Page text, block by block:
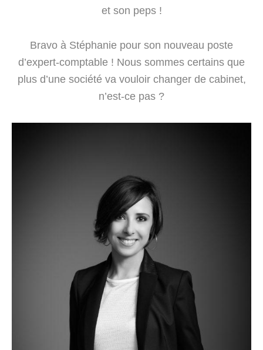
et son peps !
Bravo à Stéphanie pour son nouveau poste
d’expert-comptable ! Nous sommes certains que
plus d’une société va vouloir changer de cabinet,
n’est-ce pas ?